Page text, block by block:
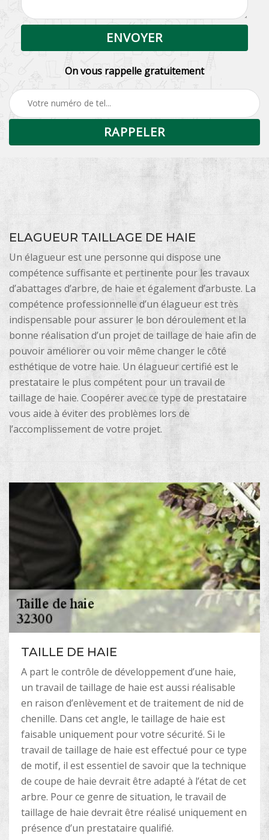
On vous rappelle gratuitement
ELAGUEUR TAILLAGE DE HAIE
Un élagueur est une personne qui dispose une
compétence suffisante et pertinente pour les travaux
d’abattages d’arbre, de haie et également d’arbuste. La
compétence professionnelle d’un élagueur est très
indispensable pour assurer le bon déroulement et la
bonne réalisation d’un projet de taillage de haie afin de
pouvoir améliorer ou voir même changer le côté
esthétique de votre haie. Un élagueur certifié est le
prestataire le plus compétent pour un travail de
taillage de haie. Coopérer avec ce type de prestataire
vous aide à éviter des problèmes lors de
l’accomplissement de votre projet.
TAILLE DE HAIE
A part le contrôle de développement d’une haie,
un travail de taillage de haie est aussi réalisable
en raison d’enlèvement et de traitement de nid de
chenille. Dans cet angle, le taillage de haie est
faisable uniquement pour votre sécurité. Si le
travail de taillage de haie est effectué pour ce type
de motif, il est essentiel de savoir que la technique
de coupe de haie devrait être adapté à l’état de cet
arbre. Pour ce genre de situation, le travail de
taillage de haie devrait être réalisé uniquement en
présence d’un prestataire qualifié.